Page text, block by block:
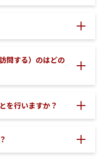
問する）のはどの
を行いますか？